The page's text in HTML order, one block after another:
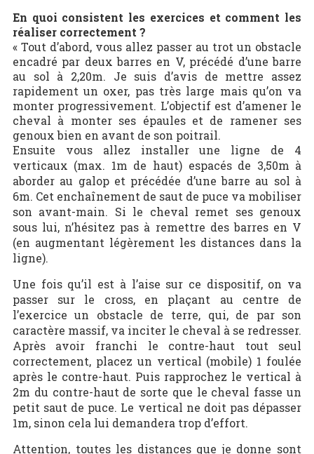
En quoi consistent les exercices et comment les
réaliser correctement ?
« Tout d’abord, vous allez passer au trot un obstacle
encadré par deux barres en V, précédé d’une barre
au sol à 2,20m. Je suis d’avis de mettre assez
rapidement un oxer, pas très large mais qu’on va
monter progressivement. L’objectif est d’amener le
cheval à monter ses épaules et de ramener ses
genoux bien en avant de son poitrail.
Ensuite vous allez installer une ligne de 4
verticaux (max. 1m de haut) espacés de 3,50m à
aborder au galop et précédée d’une barre au sol à
6m. Cet enchaînement de saut de puce va mobiliser
son avant-main. Si le cheval remet ses genoux
sous lui, n’hésitez pas à remettre des barres en V
(en augmentant légèrement les distances dans la
ligne).
Une fois qu’il est à l’aise sur ce dispositif, on va
passer sur le cross, en plaçant au centre de
l’exercice un obstacle de terre, qui, de par son
caractère massif, va inciter le cheval à se redresser.
Après avoir franchi le contre-haut tout seul
correctement, placez un vertical (mobile) 1 foulée
après le contre-haut. Puis rapprochez le vertical à
2m du contre-haut de sorte que le cheval fasse un
petit saut de puce. Le vertical ne doit pas dépasser
1m, sinon cela lui demandera trop d’effort.
Attention, toutes les distances que je donne sont